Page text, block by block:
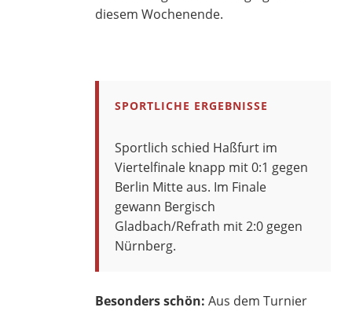
diesem Wochenende.
SPORTLICHE ERGEBNISSE
Sportlich schied Haßfurt im
Viertelfinale knapp mit 0:1 gegen
Berlin Mitte aus. Im Finale
gewann Bergisch
Gladbach/Refrath mit 2:0 gegen
Nürnberg.
Besonders schön: Aus dem Turnier